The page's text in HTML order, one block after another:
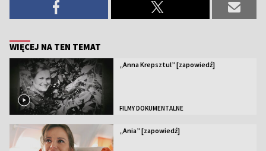
WIĘCEJ NA TEN TEMAT
„Anna Krepsztul” [zapowiedź]
FILMY DOKUMENTALNE
„Ania” [zapowiedź]